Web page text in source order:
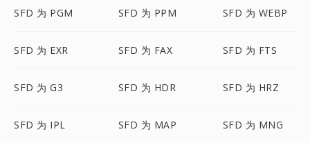
SFD 为 PGM SFD 为 PPM SFD 为 WEBP
SFD 为 EXR SFD 为 FAX SFD 为 FTS
SFD 为 G3 SFD 为 HDR SFD 为 HRZ
SFD 为 IPL SFD 为 MAP SFD 为 MNG